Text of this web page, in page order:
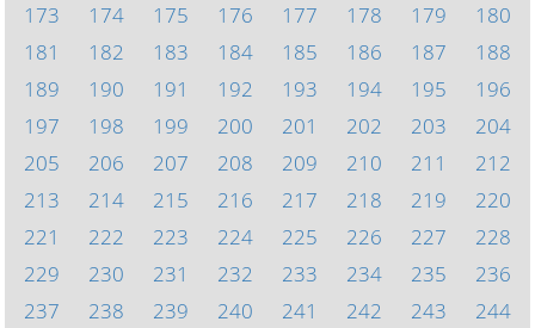
173
174 175 176 177 178 179
180
181
182 183 184 185 186 187
188
189
190 191 192 193 194 195
196
197
198 199 200 201 202 203
204
205
206 207 208 209 210 211
212
213
214 215 216 217 218 219
220
221
222 223 224 225 226 227
228
229
230 231 232 233 234 235
236
237
238 239 240 241 242 243
244